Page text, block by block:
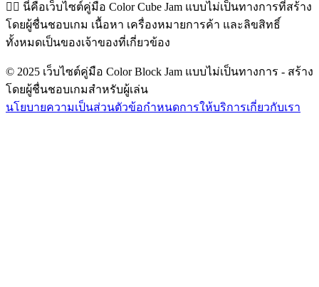
👉🏻 นี่คือเว็บไซต์คู่มือ Color Cube Jam แบบไม่เป็นทางการที่สร้าง
โดยผู้ชื่นชอบเกม เนื้อหา เครื่องหมายการค้า และลิขสิทธิ์
ทั้งหมดเป็นของเจ้าของที่เกี่ยวข้อง
© 2025 เว็บไซต์คู่มือ Color Block Jam แบบไม่เป็นทางการ - สร้าง
โดยผู้ชื่นชอบเกมสำหรับผู้เล่น
นโยบายความเป็นส่วนตัวข้อกำหนดการให้บริการเกี่ยวกับเรา